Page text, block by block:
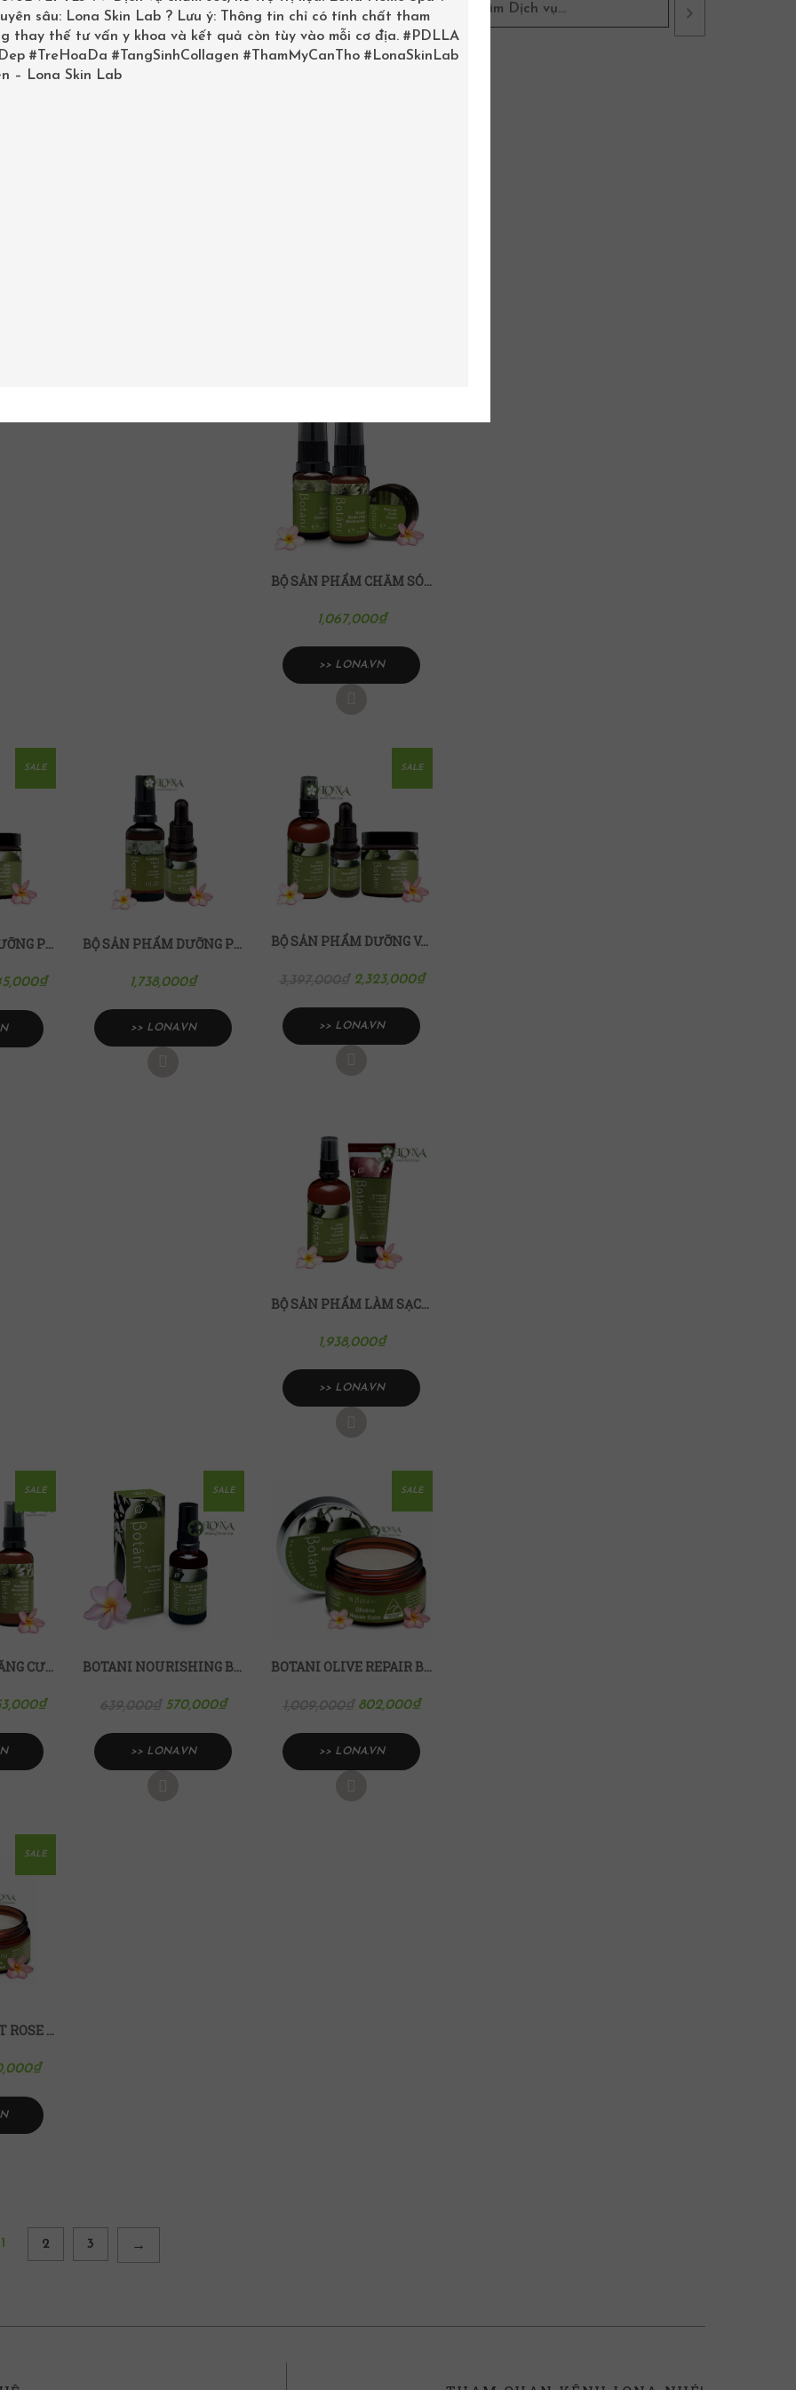
SALE SALE
BỘ SẢN PHẨM CHĂM SÓC DA MỤN BOTANI (MINI SIZE)
1,067,000₫
>> LONA.VN
SALE
BỘ SẢN PHẨM DƯỠNG PHỤC HỒI CHO DA KHÔ, HƯ TỔN BOTANI
₫
BỘ SẢN PHẨM DƯỠNG PHỤC HỒI DA NHẠY CẢM BOTANI
1,738,000₫
>> LONA.VN
SALE
BỘ SẢN PHẨM DƯỠNG VÀ PHỤC HỒI CHUYÊN SÂU CHO DA KHÔ, NHẠY CẢM BOTANI
2,323,000₫
>> LONA.VN
BỘ SẢN PHẨM LÀM SẠCH CHO DA KHÔ, NHẠY CẢM BOTANI
1,938,000₫
>> LONA.VN
SALE
BỘ SẢN PHẨM TĂNG CƯỜNG VÀ CÂN BẰNG CHO DA DẦU BOTANI
₫
SALE
BOTANI NOURISHING BODY OIL TINH DẦU DƯỠNG THỂ BOTANI
570,000₫
>> LONA.VN
SALE
BOTANI OLIVE REPAIR BALM SÁP DƯỠNG VÀ PHỤC HỒI BOTANI
802,000₫
>> LONA.VN
SALE
BOTANI RADIANT ROSE MASK MẶT NẠ HOA HỒNG RẠNG RỠ
₫
1 2 3 →
sâu: Lona Skin Lab ? Lưu ý: Thông tin chỉ có tính chất tham
thay thế tư vấn y khoa và kết quả còn tùy vào mỗi cơ địa. #PDLLA
#TreHoaDa #TangSinhCollagen #ThamMyCanTho #LonaSkinLab
– Lona Skin Lab